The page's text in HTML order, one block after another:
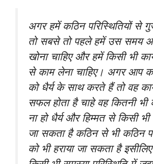
अगर हमें कठिन परिस्थितियों से
तो सबसे तो पहले हमें उस समय
खोना चाहिए और हमें किसी भी
से काम लेना चाहिए। अगर आप
को धैर्य के साथ करते हैं तो वह
सफल होता है चाहे वह कितनी भी
ना हो धैर्य और हिम्मत से किसी भी
जा सकता है कठिन से भी कठिन
को भी हराया जा सकता है